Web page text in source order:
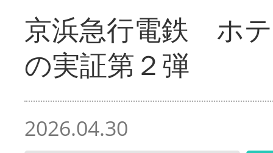
京浜急行電鉄 ホ
の実証第２弾
2026.04.30